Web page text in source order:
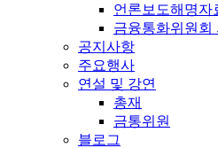
언론보도해명자
금융통화위원회
공지사항
주요행사
연설 및 강연
총재
금통위원
블로그